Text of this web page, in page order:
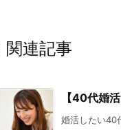
関連記事
【40代婚
婚活したい40